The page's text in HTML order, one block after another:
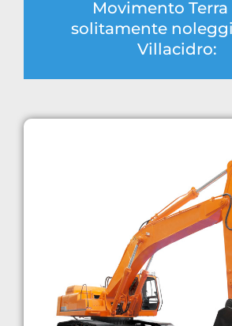
Movimento Terra
solitamente
Villacidro: